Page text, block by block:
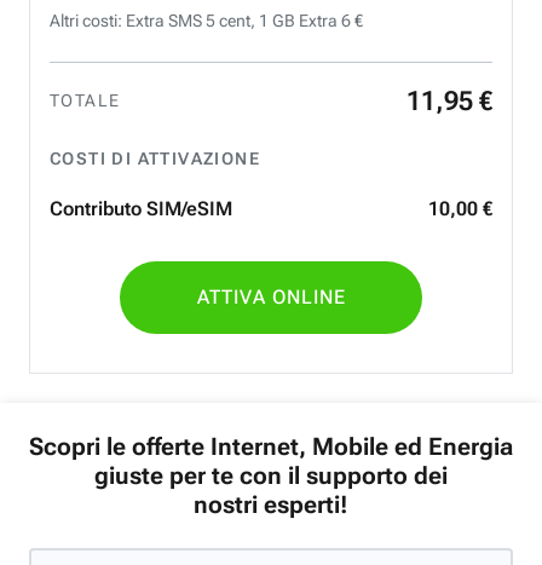
Altri costi: Extra SMS 5 cent, 1 GB Extra 6 €
TOTALE 11 ,95 €
COSTI DI ATTIVAZIONE
Contributo SIM/eSIM 10,00 €
ATTIVA ONLINE
Scopri le offerte Internet, Mobile ed Energia
giuste per te con il supporto dei
nostri esperti!